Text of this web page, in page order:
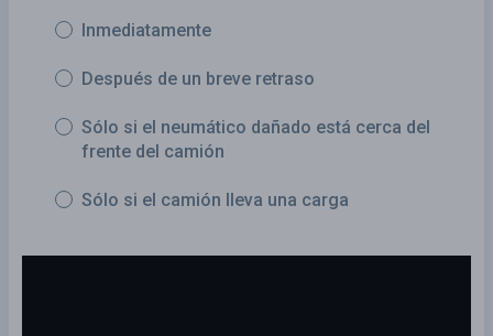
Inmediatamente
Después de un breve retraso
Sólo si el neumático dañado está cerca del
frente del camión
Sólo si el camión lleva una carga